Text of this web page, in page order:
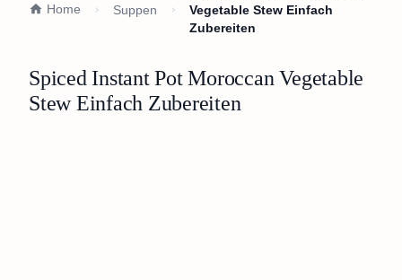
Home Suppen
Vegetable Stew Einfach
Zubereiten
Spiced Instant Pot Moroccan Vegetable
Stew Einfach Zubereiten